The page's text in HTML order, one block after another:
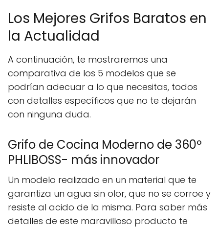
Los Mejores Grifos Baratos en
la Actualidad
A continuación, te mostraremos una
comparativa de los 5 modelos que se
podrían adecuar a lo que necesitas, todos
con detalles específicos que no te dejarán
con ninguna duda.
Grifo de Cocina Moderno de 360º
PHLIBOSS- más innovador
Un modelo realizado en un material que te
garantiza un agua sin olor, que no se corroe y
resiste al acido de la misma. Para saber más
detalles de este maravilloso producto te